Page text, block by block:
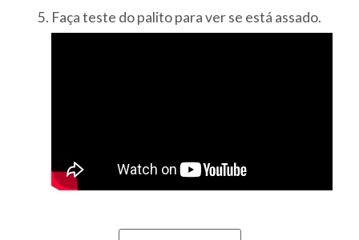
Faça teste do palito para ver se está assado.